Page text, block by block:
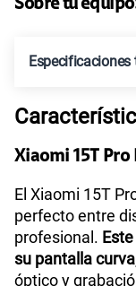
Sobre tu
Especificaciones
Tecnología de
Sistema
Capacidad
Xiaomi 15T Pro
El Xiaomi 15T
perfecto entre
profesional.
su pantalla curva
óptico y